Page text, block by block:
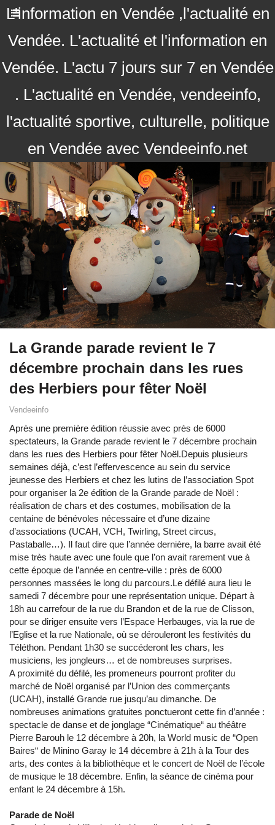
L'information en Vendée ,l'actualité en
Vendée. L'actualité et l'information en
Vendée. L'actu 7 jours sur 7 en Vendée
. L'actualité en Vendée, vendeeinfo,
l'actualité sportive, culturelle, politique
en Vendée avec Vendeeinfo.net
La Grande parade revient le 7
décembre prochain dans les rues
des Herbiers pour fêter Noël
Vendeeinfo
Après une première édition réussie avec près de 6000
spectateurs, la Grande parade revient le 7 décembre prochain
dans les rues des Herbiers pour fêter Noël.Depuis plusieurs
semaines déjà, c’est l’effervescence au sein du service
jeunesse des Herbiers et chez les lutins de l’association Spot
pour organiser la 2e édition de la Grande parade de Noël :
réalisation de chars et des costumes, mobilisation de la
centaine de bénévoles nécessaire et d’une dizaine
d’associations (UCAH, VCH, Twirling, Street circus,
Pastaballe…). Il faut dire que l’année dernière, la barre avait été
mise très haute avec une foule que l’on avait rarement vue à
cette époque de l’année en centre-ville : près de 6000
personnes massées le long du parcours.Le défilé aura lieu le
samedi 7 décembre pour une représentation unique. Départ à
18h au carrefour de la rue du Brandon et de la rue de Clisson,
pour se diriger ensuite vers l’Espace Herbauges, via la rue de
l’Eglise et la rue Nationale, où se dérouleront les festivités du
Téléthon. Pendant 1h30 se succéderont les chars, les
musiciens, les jongleurs… et de nombreuses surprises.
A proximité du défilé, les promeneurs pourront profiter du
marché de Noël organisé par l’Union des commerçants
(UCAH), installé Grande rue jusqu’au dimanche. De
nombreuses animations gratuites ponctueront cette fin d’année :
spectacle de danse et de jonglage “Cinématique“ au théâtre
Pierre Barouh le 12 décembre à 20h, la World music de “Open
Baires“ de Minino Garay le 14 décembre à 21h à la Tour des
arts, des contes à la bibliothèque et le concert de Noël de l’école
de musique le 18 décembre. Enfin, la séance de cinéma pour
enfant le 24 décembre à 15h.
Parade de Noël